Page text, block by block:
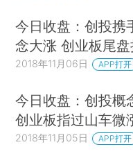
今日收盘：创投携
念大涨 创业板尾
2018年11月06日 APP打开
今日收盘：创投概
创业板指过山车微
2018年11月05日 APP打开